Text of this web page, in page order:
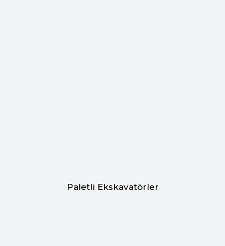
Paletli Ekskavatörler